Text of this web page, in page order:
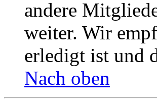
andere
weiter. Wir
erledigt ist und
Nach oben